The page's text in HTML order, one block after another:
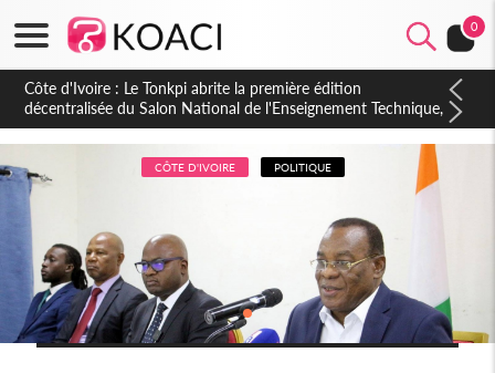
0
Côte d'Ivoire : PPA-CI, Gbagbo délègue une partie de ses
prérogatives de président à 05 cadres, vers sa retraite
politique ?
CÔTE D'IVOIRE POLITIQUE